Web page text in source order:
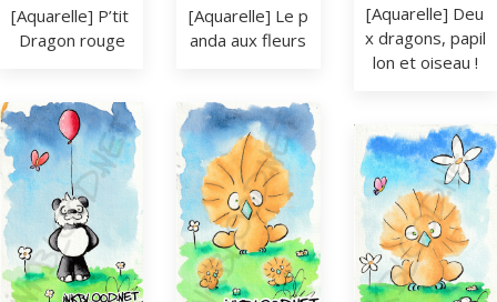
[Aquarelle] P’tit
Dragon rouge
[Aquarelle] Le p
anda aux fleurs
[Aquarelle] Deu
x dragons, papil
lon et oiseau !